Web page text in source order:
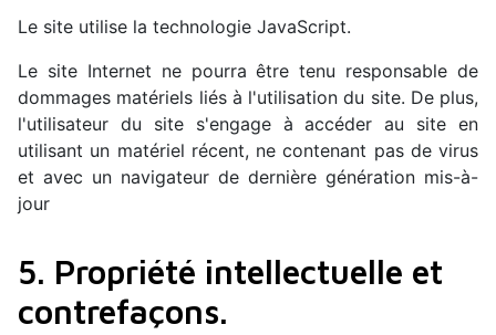
Le site utilise la technologie JavaScript.
Le site Internet ne pourra être tenu responsable de
dommages matériels liés à l'utilisation du site. De plus,
l'utilisateur du site s'engage à accéder au site en
utilisant un matériel récent, ne contenant pas de virus
et avec un navigateur de dernière génération mis-à-
jour
5. Propriété intellectuelle et
contrefaçons.